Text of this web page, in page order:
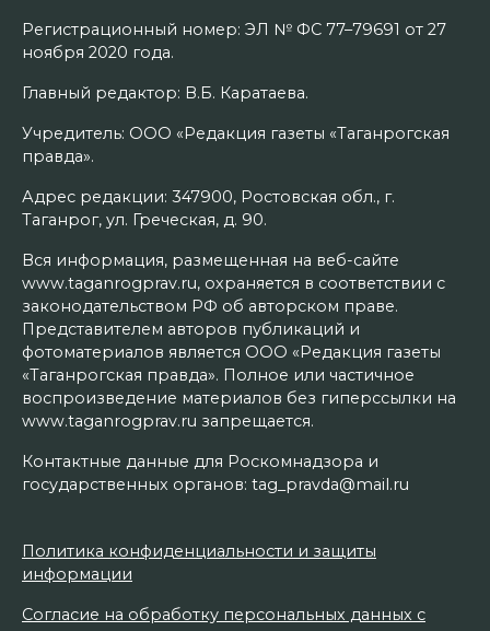
Регистрационный номер: ЭЛ № ФС 77–79691 от 27
ноября 2020 года.
Главный редактор: В.Б. Каратаева.
Учредитель: ООО «Редакция газеты «Таганрогская
правда».
Адрес редакции: 347900, Ростовская обл., г.
Таганрог, ул. Греческая, д. 90.
Вся информация, размещенная на веб-сайте
www.taganrogprav.ru, охраняется в соответствии с
законодательством РФ об авторском праве.
Представителем авторов публикаций и
фотоматериалов является ООО «Редакция газеты
«Таганрогская правда». Полное или частичное
воспроизведение материалов без гиперссылки на
www.taganrogprav.ru запрещается.
Контактные данные для Роскомнадзора и
государственных органов: tag_pravda@mail.ru
Политика конфиденциальности и защиты
информации
Согласие на обработку персональных данных с